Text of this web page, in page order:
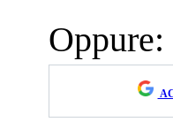
Oppure: